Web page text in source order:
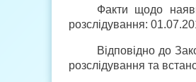
Факти щодо
розслідування:
Відповідно до
розслідування та